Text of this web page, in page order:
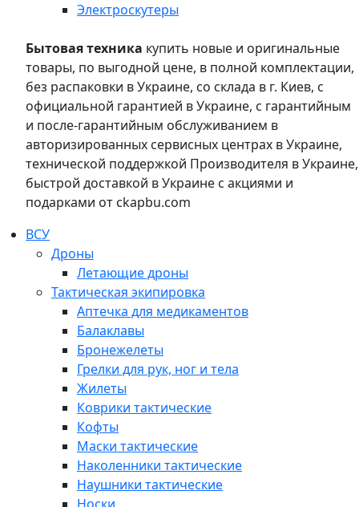
Электроскутеры
Бытовая техника купить новые и оригинальные
товары, по выгодной цене, в полной комплектации,
без распаковки в Украине, со склада в г. Киев, с
официальной гарантией в Украине, с гарантийным
и после-гарантийным обслуживанием в
авторизированных сервисных центрах в Украине,
технической поддержкой Производителя в Украине,
быстрой доставкой в Украине с акциями и
подарками от ckapbu.com
ВСУ
Дроны
Летающие дроны
Тактическая экипировка
Аптечка для медикаментов
Балаклавы
Бронежелеты
Грелки для рук, ног и тела
Жилеты
Коврики тактические
Кофты
Маски тактические
Наколенники тактические
Наушники тактические